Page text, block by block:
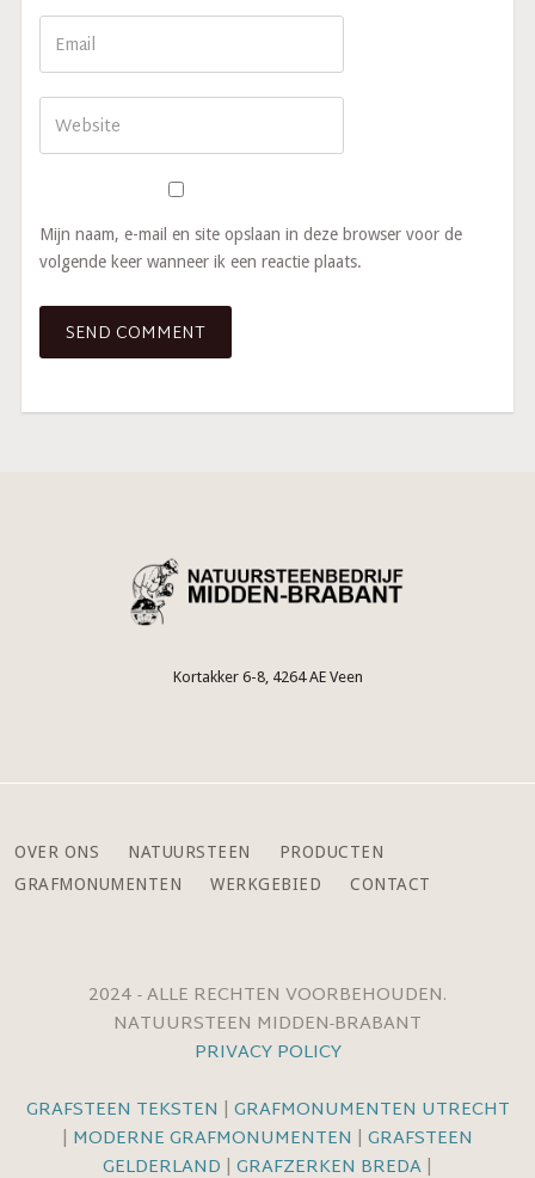
Mijn naam, e-mail en site opslaan in deze browser voor de
volgende keer wanneer ik een reactie plaats.
Kortakker 6-8, 4264 AE Veen
OVER ONS NATUURSTEEN
PRODUCTEN
GRAFMONUMENTEN
WERKGEBIED CONTACT
2024 - ALLE RECHTEN VOORBEHOUDEN.
NATUURSTEEN MIDDEN-BRABANT
PRIVACY POLICY
GRAFSTEEN TEKSTEN | GRAFMONUMENTEN UTRECHT
| MODERNE GRAFMONUMENTEN | GRAFSTEEN
GELDERLAND | GRAFZERKEN BREDA|